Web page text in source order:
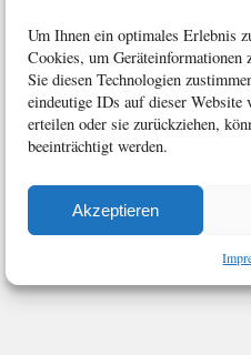
Um Ihnen ein optimales Erlebnis
Cookies, um Geräteinformationen
Sie diesen Technologien
eindeutige IDs auf dieser
erteilen oder sie zurückziehen,
beeinträchtigt werden.
Akzeptieren